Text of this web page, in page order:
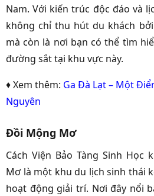
Nam. Với kiến trúc độc đáo và
không chỉ thu hút du khách
mà còn là nơi bạn có thể tìm
đường sắt tại khu vực này.
♦ Xem thêm: Ga Đà Lạt – Một
Nguyên
Đồi Mộng Mơ
Cách Viện Bảo Tàng Sinh Học
Mơ là một khu du lịch sinh thái
hoạt động giải trí. Nơi đây nổi